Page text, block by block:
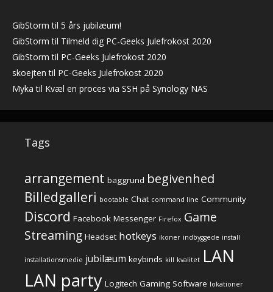
GibStorm til 5 års jubilæum!
GibStorm til Tilmeld dig PC-Geeks Julefrokost 2020
GibStorm til PC-Geeks Julefrokost 2020
skoejten til PC-Geeks Julefrokost 2020
Myka til Kvæl en proces via SSH på Synology NAS
Tags
arrangement baggrund begivenhed
Billedgalleri bootable Chat command line Community
Discord Facebook Messenger Firefox Game
Streaming Headset hotkeys ikoner indbyggede install
installationsmedie jubilæum keybinds kill kvalitet LAN
LAN party Logitech Gaming Software lokationer